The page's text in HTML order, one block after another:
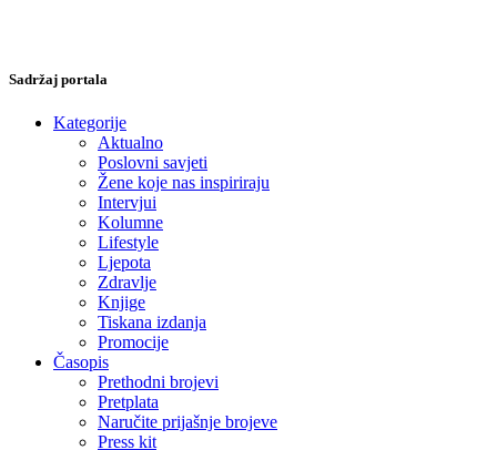
Sadržaj portala
Kategorije
Aktualno
Poslovni savjeti
Žene koje nas inspiriraju
Intervjui
Kolumne
Lifestyle
Ljepota
Zdravlje
Knjige
Tiskana izdanja
Promocije
Časopis
Prethodni brojevi
Pretplata
Naručite prijašnje brojeve
Press kit